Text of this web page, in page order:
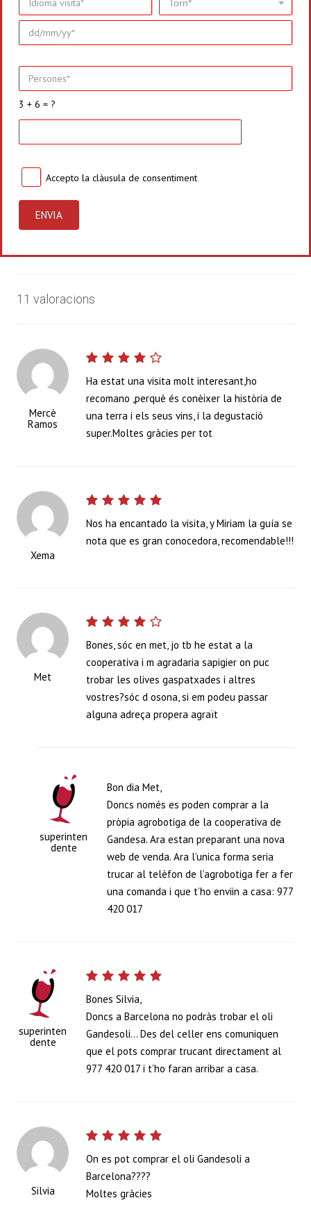
3 + 6 = ?
Accepto la clàusula de consentiment
11 valoracions
Mercè
Ramos
Ha estat una visita molt interesant,ho
recomano ,perquè és conèixer la història de
una terra i els seus vins, i la degustació
super.Moltes gràcies per tot
Xema
Nos ha encantado la visita, y Miriam la guía se
nota que es gran conocedora, recomendable!!!
Met
Bones, sóc en met, jo tb he estat a la
cooperativa i m agradaria sapigier on puc
trobar les olives gaspatxades i altres
vostres?sóc d osona, si em podeu passar
alguna adreça propera agraït
superinten
dente
Bon dia Met,
Doncs només es poden comprar a la
pròpia agrobotiga de la cooperativa de
Gandesa. Ara estan preparant una nova
web de venda. Ara l’unica forma seria
trucar al telèfon de l’agrobotiga fer a fer
una comanda i que t’ho enviin a casa: 977
420 017
superinten
dente
Bones Silvia,
Doncs a Barcelona no podràs trobar el oli
Gandesoli… Des del celler ens comuniquen
que el pots comprar trucant directament al
977 420 017 i t’ho faran arribar a casa.
Silvia
On es pot comprar el oli Gandesoli a
Barcelona????
Moltes gràcies